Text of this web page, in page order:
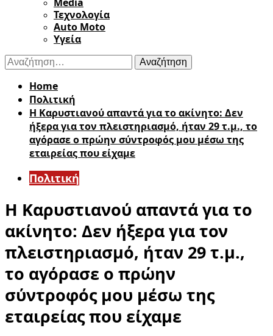
Τεχνολογία
Auto Moto
Υγεία
Αναζήτηση
για:
Home
Πολιτική
Η Καρυστιανού απαντά για το ακίνητο: Δεν
ήξερα για τον πλειστηριασμό, ήταν 29 τ.μ., το
αγόρασε ο πρώην σύντροφός μου μέσω της
εταιρείας που είχαμε
Πολιτική
Η Καρυστιανού απαντά για το
ακίνητο: Δεν ήξερα για τον
πλειστηριασμό, ήταν 29 τ.μ.,
το αγόρασε ο πρώην
σύντροφός μου μέσω της
εταιρείας που είχαμε